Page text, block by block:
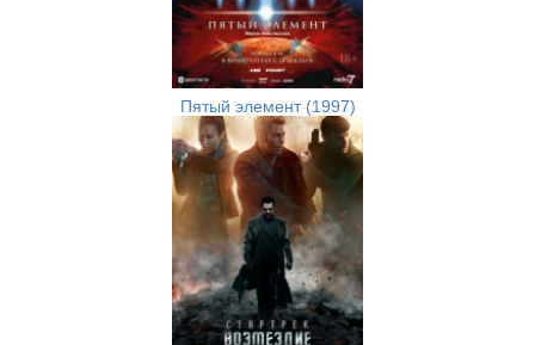
Пятый элемент (1997)